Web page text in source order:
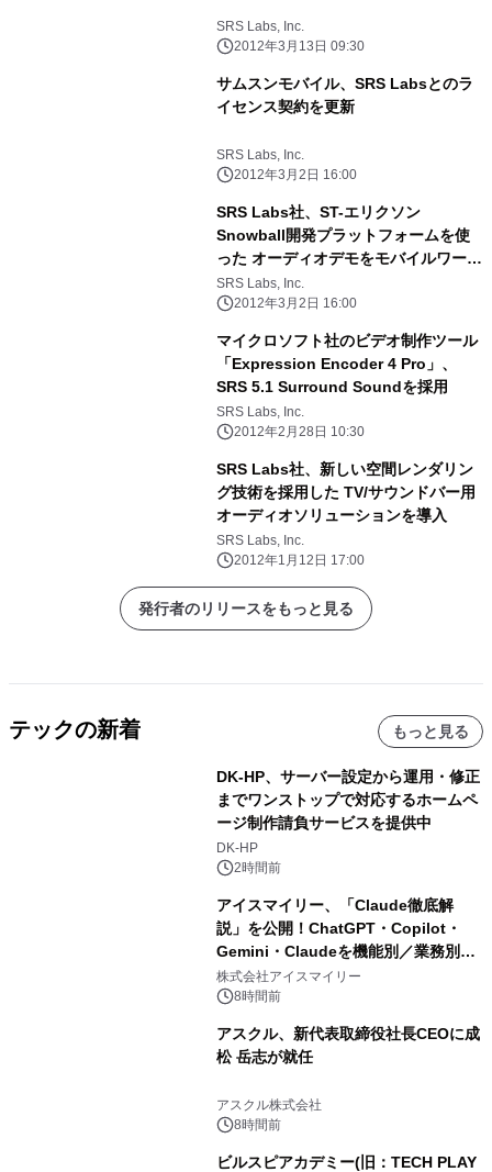
SRS Labs, Inc.
2012年3月13日 09:30
サムスンモバイル、SRS Labsとのラ
イセンス契約を更新
SRS Labs, Inc.
2012年3月2日 16:00
SRS Labs社、ST-エリクソン
Snowball開発プラットフォームを使
った オーディオデモをモバイルワール
ドコングレスで実施
SRS Labs, Inc.
2012年3月2日 16:00
マイクロソフト社のビデオ制作ツール
「Expression Encoder 4 Pro」、
SRS 5.1 Surround Soundを採用
SRS Labs, Inc.
2012年2月28日 10:30
SRS Labs社、新しい空間レンダリン
グ技術を採用した TV/サウンドバー用
オーディオソリューションを導入
SRS Labs, Inc.
2012年1月12日 17:00
発行者のリリースをもっと見る
テックの新着 もっと見る
DK-HP、サーバー設定から運用・修正
までワンストップで対応するホームペ
ージ制作請負サービスを提供中
DK-HP
2時間前
アイスマイリー、「Claude徹底解
説」を公開！ChatGPT・Copilot・
Gemini・Claudeを機能別／業務別に
比較―自社に合う生成AIの選び方がわ
かる実践ガイド
株式会社アイスマイリー
8時間前
アスクル、新代表取締役社長CEOに成
松 岳志が就任
アスクル株式会社
8時間前
ビルスピアカデミー(旧：TECH PLAY